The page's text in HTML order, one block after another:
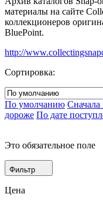
материалы на сайте
коллекционеров
BluePoint.
http://
Сортировка:
По умолчанию
дороже По дате
Это обязательное поле
Фильтр
Цена